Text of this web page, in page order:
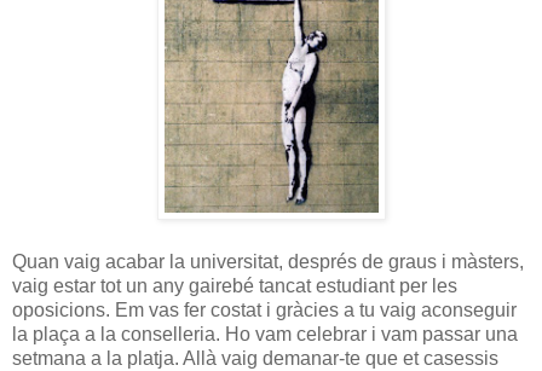
Quan vaig acabar la universitat, després de graus i màsters,
vaig estar tot un any gairebé tancat estudiant per les
oposicions. Em vas fer costat i gràcies a tu vaig aconseguir
la plaça a la conselleria. Ho vam celebrar i vam passar una
setmana a la platja. Allà vaig demanar-te que et casessis